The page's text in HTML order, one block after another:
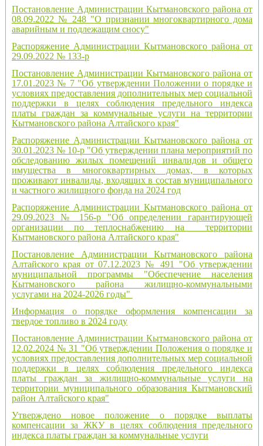
Постановление Администрации Кытмановского района от
08.09.2022 № 248 "О признании многоквартирного дома
аварийным и подлежащим сносу"
Распоряжение Администрации Кытмановского района от
29.09.2022 № 133-р
Постановление Администрации Кытмановского района от
17.01.2023 № 7 "Об утверждении Положении о порядке и
условиях предоставления дополнительных мер социальной
поддержки в целях соблюдения предельного индекса
платы граждан за коммунальные услуги на территории
Кытмановского района Алтайского края"
Распоряжение Администрации Кытмановского района от
30.01.2023 № 10-р "Об утверждении плана мероприятий по
обследованию жилых помещений инвалидов и общего
имущества в многоквартирных домах, в которых
проживают инвалиды, входящих в состав муниципального
и частного жилищного фонда на 2024 год
Распоряжение Администрации Кытмановского района от
29.09.2023 № 156-р "Об определении гарантирующей
организации по теплоснабжению на территории
Кытмановского района Алтайского края"
Постановление Администрации Кытмановского района
Алтайского края от 07.12.2023 № 491 "Об утверждении
муниципальной программы "Обеспечение населения
Кытмановского района жилищно-коммунальными
услугами на 2024-2026 годы"
Информация о порядке оформления компенсации за
твердое топливо в 2024 году
Постановление Администрации Кытмановского района от
12.02.2024 № 31 "Об утверждении Положения о порядке и
условиях предоставления дополнительных мер социальной
поддержки в целях соблюдения предельного индекса
платы граждан за жилищно-коммунальные услуги на
территории муниципального образования Кытмановский
район Алтайского края"
Утверждено новое положение о порядке выплаты
компенсации за ЖКУ в целях соблюдения предельного
индекса платы граждан за коммунальные услуги